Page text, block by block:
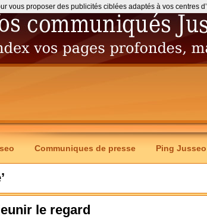
Communiques de presse Ping Jusseo
le regard
vous proposer des publicités ciblées adaptés à vos centres